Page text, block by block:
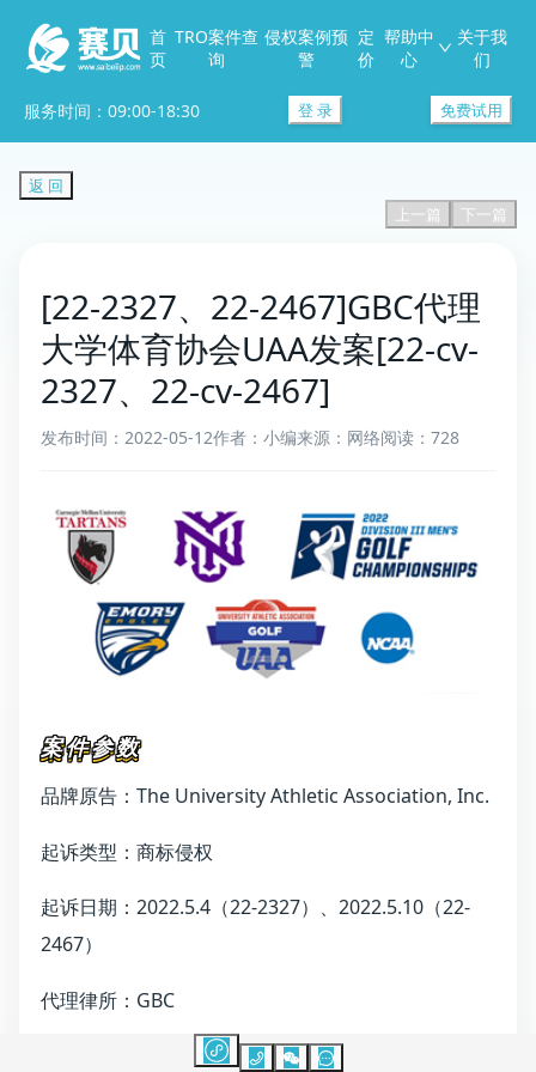
首
页
TRO案件查
询
侵权案例预
警
定
价
帮助中
心
关于我
们
服务时间：09:00-18:30 登 录 免费试用
返 回
上一篇
下一篇
[22-2327、22-2467]GBC代理
大学体育协会UAA发案[22-cv-
2327、22-cv-2467]
发布时间：2022-05-12作者：小编来源：网络阅读：728
案件参数
品牌原告： The University Athletic Association, Inc.
起诉类型：商标侵权
起诉日期： 2022.5.4 （22-2327）、 2022.5.10 （22-
2467）
代理律所： GBC